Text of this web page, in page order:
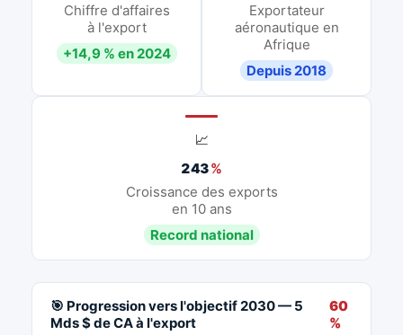
Chiffre d'affaires
à l'export
+14,9 % en 2024
Exportateur
aéronautique en
Afrique
Depuis 2018
📈
243%
Croissance des exports
en 10 ans
Record national
🎯 Progression vers l'objectif 2030 — 5
Mds $ de CA à l'export
60
%